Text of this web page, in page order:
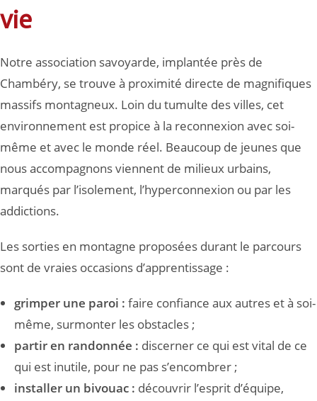
vie
Notre association savoyarde, implantée près de
Chambéry, se trouve à proximité directe de magnifiques
massifs montagneux. Loin du tumulte des villes, cet
environnement est propice à la reconnexion avec soi-
même et avec le monde réel. Beaucoup de jeunes que
nous accompagnons viennent de milieux urbains,
marqués par l’isolement, l’hyperconnexion ou par les
addictions.
Les sorties en montagne proposées durant le parcours
sont de vraies occasions d’apprentissage :
grimper une paroi : faire confiance aux autres et à soi-
même, surmonter les obstacles ;
partir en randonnée : discerner ce qui est vital de ce
qui est inutile, pour ne pas s’encombrer ;
installer un bivouac : découvrir l’esprit d’équipe,